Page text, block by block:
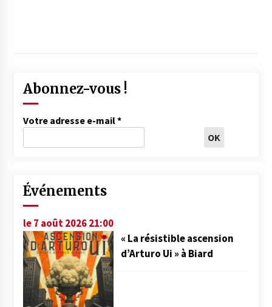
Abonnez-vous !
Votre adresse e-mail*
Événements
le 7 août 2026 21:00
« La résistible ascension
d’Arturo Ui » à Biard